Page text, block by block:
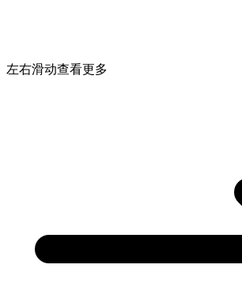
左右滑动查看更多